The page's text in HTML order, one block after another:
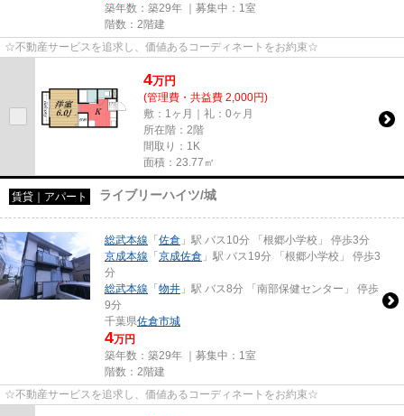
築年数：築29年 ｜募集中： 1室
階数：2階建
☆不動産サービスを追求し、価値あるコーディネートをお約束☆
4万円
(管理費・共益費 2,000円)
敷：1ヶ月｜礼：0ヶ月
所在階：2階
間取り：1K
面積：23.77㎡
賃貸｜アパート ライブリーハイツ/城
総武本線 「佐倉 」駅 バス10分 「根郷小学校」 停歩3分
京成本線 「京成佐倉 」駅 バス19分 「根郷小学校」 停歩3
分
総武本線 「物井 」駅 バス8分 「南部保健センター」 停歩
9分
千葉県佐倉市城
4万円
築年数：築29年 ｜募集中： 1室
階数：2階建
☆不動産サービスを追求し、価値あるコーディネートをお約束☆